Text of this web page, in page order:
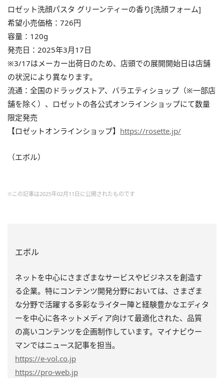
ロゼット洗顔パスタ グリーンティーの香り[洗顔フォーム]
希望小売価格：726円
容量：120g
発売日：2025年3月17日
※3/17はメーカー出荷日のため、店頭での展開開始日は店舗
の状況により異なります。
流通：全国のドラッグストア、バラエティショップ（※一部店
舗を除く）、ロゼットの各公式オンラインショップにて数量
限定発売
【ロゼットオンラインショップ】 https://rosette.jp/
（エボル）
※この記事は2025年02月11日に公開されたものです
エボル
ネットを中心にさまざまなサービスやビジネスを創造す
る企業。特にコンテンツ開発分野においては、さまざま
な分野で活躍する多彩なライター陣と経験豊かなエディタ
ーを中心に各ネットメディア向けて最適化された、品質
の高いコンテンツを企画制作しています。マイナビウー
マンではニュース記事を担当。
https://e-vol.co.jp
https://pro-web.jp